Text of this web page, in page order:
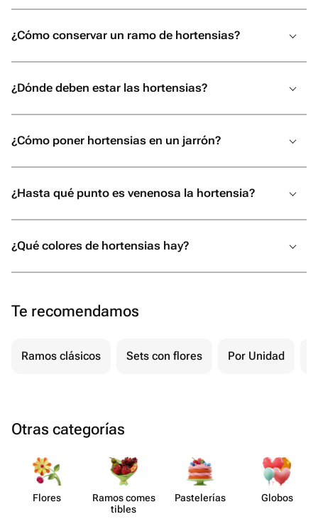
¿Cómo conservar un ramo de hortensias?
¿Dónde deben estar las hortensias?
¿Cómo poner hortensias en un jarrón?
¿Hasta qué punto es venenosa la hortensia?
¿Qué colores de hortensias hay?
Te recomendamos
Ramos clásicos Sets con flores Por Unidad
Otras categorías
Flores
Ramos comes​
tibles
Paste​lerías Globos